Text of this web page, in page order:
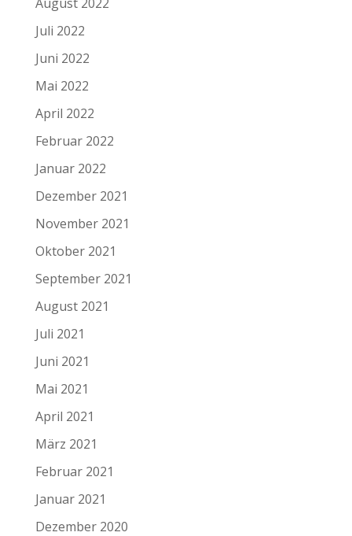
Juli 2022
Juni 2022
Mai 2022
April 2022
Februar 2022
Januar 2022
Dezember 2021
November 2021
Oktober 2021
September 2021
August 2021
Juli 2021
Juni 2021
Mai 2021
April 2021
März 2021
Februar 2021
Januar 2021
Dezember 2020